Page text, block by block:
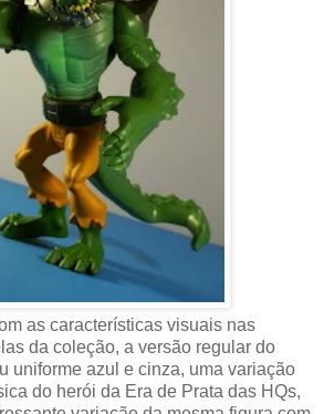
as características visuais nas
da coleção, a versão regular do
uniforme azul e cinza, uma variação
do herói da Era de Prata das HQs,